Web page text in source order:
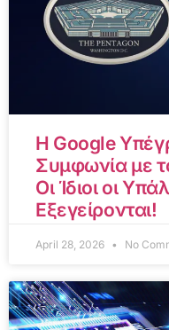
Η Google
Συμφωνία με
Οι Ίδιοι οι
Εξεγείρονται!
April 28, 2026 No